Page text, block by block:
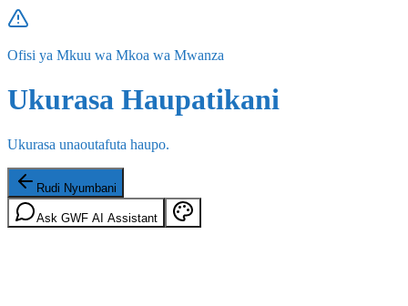
Ofisi ya Mkuu wa Mkoa wa Mwanza
Ukurasa Haupatikani
Ukurasa unaoutafuta haupo.
Rudi Nyumbani
Ask GWF AI Assistant